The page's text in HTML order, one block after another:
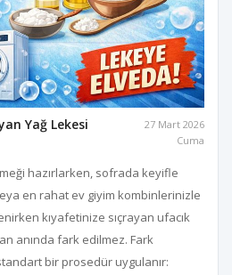
Yağ Lekesi
27 Mart 2026
Cuma
hazırlarken, sofrada keyifle
en rahat ev giyim kombinlerinizle
kıyafetinize sıçrayan ufacık
anında fark edilmez. Fark
bir prosedür uygulanır: